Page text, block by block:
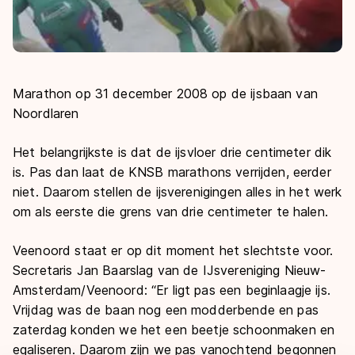
Marathon op 31 december 2008 op de ijsbaan van
Noordlaren
Het belangrijkste is dat de ijsvloer drie centimeter dik
is. Pas dan laat de KNSB marathons verrijden, eerder
niet. Daarom stellen de ijsverenigingen alles in het werk
om als eerste die grens van drie centimeter te halen.
Veenoord staat er op dit moment het slechtste voor.
Secretaris Jan Baarslag van de IJsvereniging Nieuw-
Amsterdam/Veenoord: “Er ligt pas een beginlaagje ijs.
Vrijdag was de baan nog een modderbende en pas
zaterdag konden we het een beetje schoonmaken en
egaliseren. Daarom zijn we pas vanochtend begonnen